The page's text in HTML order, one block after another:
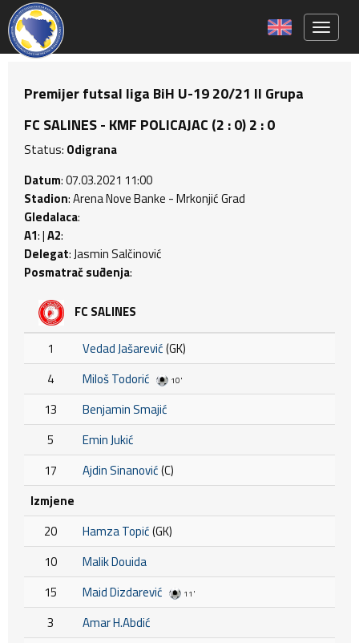
Premijer futsal liga BiH U-19 20/21 II Grupa
FC SALINES - KMF POLICAJAC (2 : 0) 2 : 0
Status: Odigrana
Datum: 07.03.2021 11:00
Stadion: Arena Nove Banke - Mrkonjić Grad
Gledalaca:
A1: |A2:
Delegat: Jasmin Salčinović
Posmatrač suđenja:
FC SALINES
1 Vedad Jašarević(GK)
4
Miloš Todorić 10'
13
Benjamin Smajić
5
Emin Jukić
17
Ajdin Sinanović(C)
Izmjene
20
Hamza Topić(GK)
10
Malik Douida
15
Maid Dizdarević 11'
3
Amar H.Abdić